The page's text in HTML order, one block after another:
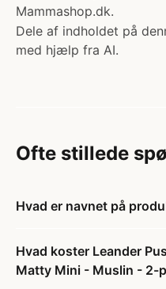
Mammashop.dk.
Dele af indholdet på
med hjælp fra AI.
Ofte stillede
Hvad er navnet på
Hvad koster Leander
Matty Mini - Muslin - 2-